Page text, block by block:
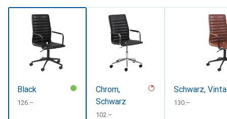
Black
CHF
126.–
Chrom,
Schwarz
CHF
102.–
Schwarz,
CHF
130.–